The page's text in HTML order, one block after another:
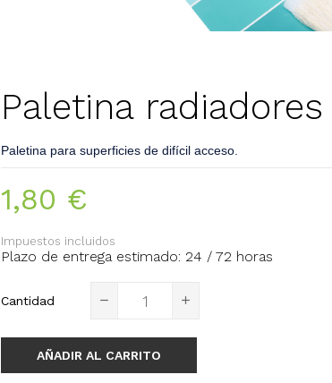
Paletina radiadores
Paletina para superficies de difícil acceso.
1,80 €
Impuestos incluidos
Plazo de entrega estimado: 24 / 72 horas
Cantidad
AÑADIR AL CARRITO